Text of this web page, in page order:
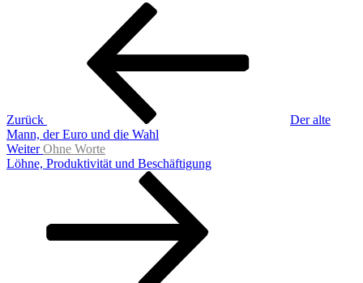
Beitragsnavigation
Zurück
Der alte
Mann, der Euro und die Wahl
Nächster
Beitrag
Weiter Ohne Worte
Löhne, Produktivität und Beschäftigung